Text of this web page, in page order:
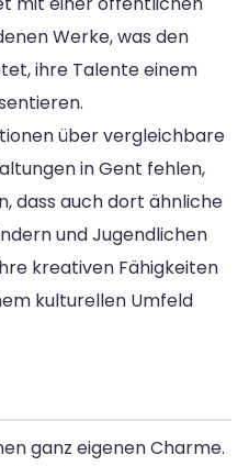
Werke, was den
ihre Talente einem
über vergleichbare
in Gent fehlen,
dass auch dort ähnliche
und Jugendlichen
kreativen Fähigkeiten
kulturellen Umfeld
ganz eigenen Charme.